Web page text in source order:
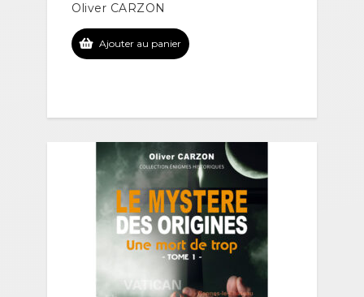
Oliver CARZON
Ajouter au panier